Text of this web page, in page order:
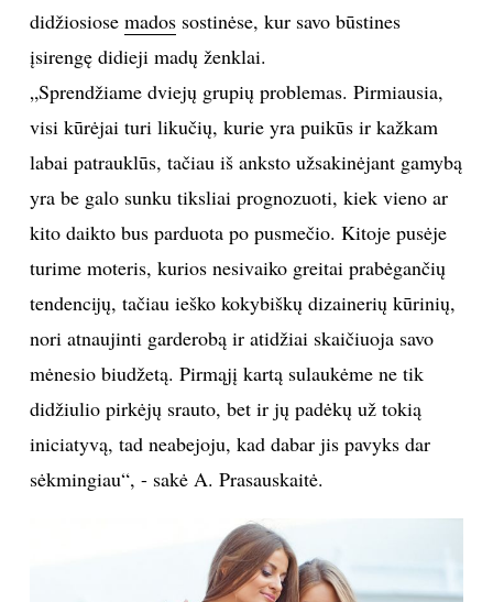
ĮDOMYBĖS
ISTORIJA
KNYGOS
INTERJERAS
NAMAI
RECEPTAI
VAIKAI
didžiosiose madossostinėse, kur savo būstines
įsirengę didieji madų ženklai.
„Sprendžiame dviejų grupių problemas. Pirmiausia,
visi kūrėjai turi likučių, kurie yra puikūs ir kažkam
labai patrauklūs, tačiau iš anksto užsakinėjant gamybą
yra be galo sunku tiksliai prognozuoti, kiek vieno ar
kito daikto bus parduota po pusmečio. Kitoje pusėje
turime moteris, kurios nesivaiko greitai prabėgančių
tendencijų, tačiau ieško kokybiškų dizainerių kūrinių,
nori atnaujinti garderobą ir atidžiai skaičiuoja savo
mėnesio biudžetą. Pirmąjį kartą sulaukėme ne tik
didžiulio pirkėjų srauto, bet ir jų padėkų už tokią
iniciatyvą, tad neabejoju, kad dabar jis pavyks dar
sėkmingiau“, - sakė A. Prasauskaitė.